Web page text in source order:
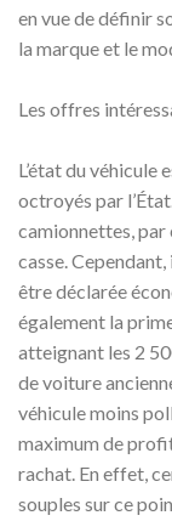
en vue de définir
la marque et le
Les offres
L’état du véhicule
octroyés par
camionnettes, par
casse.
être déclarée
également la
atteignant les 2
de voiture
véhicule moins
maximum de
rachat. En effet,
souples sur ce